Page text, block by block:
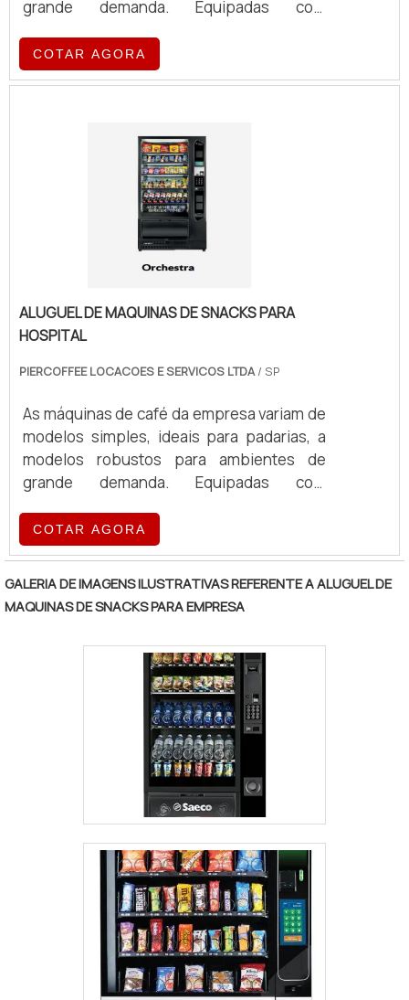
grande demanda. Equipadas com
oferecem eficiência e qualidade no
preparo de café, atendendo a diferentes
COTAR AGORA
ALUGUEL DE MAQUINAS DE SNACKS PARA
HOSPITAL
PIERCOFFEE LOCACOES E SERVICOS LTDA/ SP
As máquinas de café da empresa variam de
modelos simples, ideais para padarias, a
modelos robustos para ambientes de
grande demanda. Equipadas com
oferecem eficiência e qualidade no
preparo de café, atendendo a diferentes
volumes e exigências operacionais.
COTAR AGORA
GALERIA DE IMAGENS ILUSTRATIVAS REFERENTE A ALUGUEL DE
MAQUINAS DE SNACKS PARA EMPRESA